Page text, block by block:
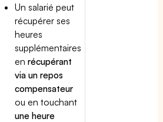
Un salarié peut
récupérer ses
heures
supplémentaires
enrécupérant
via un repos
compensateur
ou en touchant
une heure